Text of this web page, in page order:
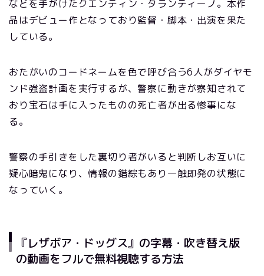
などを手がけたクエンティン・タランティーノ。本作
品はデビュー作となっており監督・脚本・出演を果た
している。
おたがいのコードネームを色で呼び合う6人がダイヤモ
ンド強盗計画を実行するが、警察に動きが察知されて
おり宝石は手に入ったものの死亡者が出る惨事にな
る。
警察の手引きをした裏切り者がいると判断しお互いに
疑心暗鬼になり、情報の錯綜もあり一触即発の状態に
なっていく。
『レザボア・ドッグス』の字幕・吹き替え版
の動画をフルで無料視聴する方法